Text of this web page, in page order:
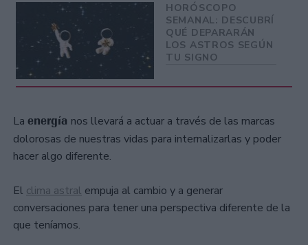
HORÓSCOPO
SEMANAL: DESCUBRÍ
QUÉ DEPARARÁN
LOS ASTROS SEGÚN
TU SIGNO
La energía nos llevará a actuar a través de las marcas
dolorosas de nuestras vidas para internalizarlas y poder
hacer algo diferente.
El clima astral empuja al cambio y a generar
conversaciones para tener una perspectiva diferente de la
que teníamos.